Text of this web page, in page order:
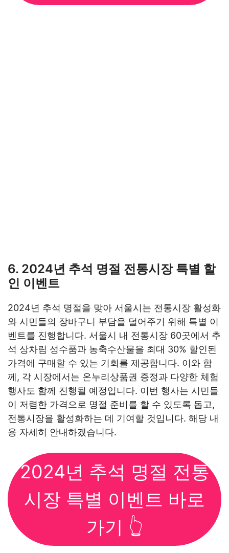
6. 2024년 추석 명절 전통시장 특별 할
인 이벤트
2024년 추석 명절을 맞아 서울시는 전통시장 활성화
와 시민들의 장바구니 부담을 덜어주기 위해 특별 이
벤트를 진행합니다. 서울시 내 전통시장 60곳에서 추
석 상차림 성수품과 농축수산물을 최대 30% 할인된
가격에 구매할 수 있는 기회를 제공합니다. 이와 함
께, 각 시장에서는 온누리상품권 증정과 다양한 체험
행사도 함께 진행될 예정입니다. 이번 행사는 시민들
이 저렴한 가격으로 명절 준비를 할 수 있도록 돕고,
전통시장을 활성화하는 데 기여할 것입니다. 해당 내
용 자세히 안내하겠습니다.
2024년 추석 명절 전통
시장 특별 이벤트 바로
가기 👆